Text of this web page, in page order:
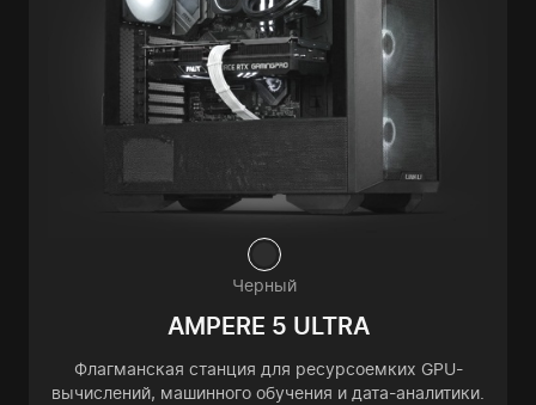
Черный
AMPERE 5 ULTRA
Флагманская станция для ресурсоемких GPU-
вычислений, машинного обучения и дата-аналитики.